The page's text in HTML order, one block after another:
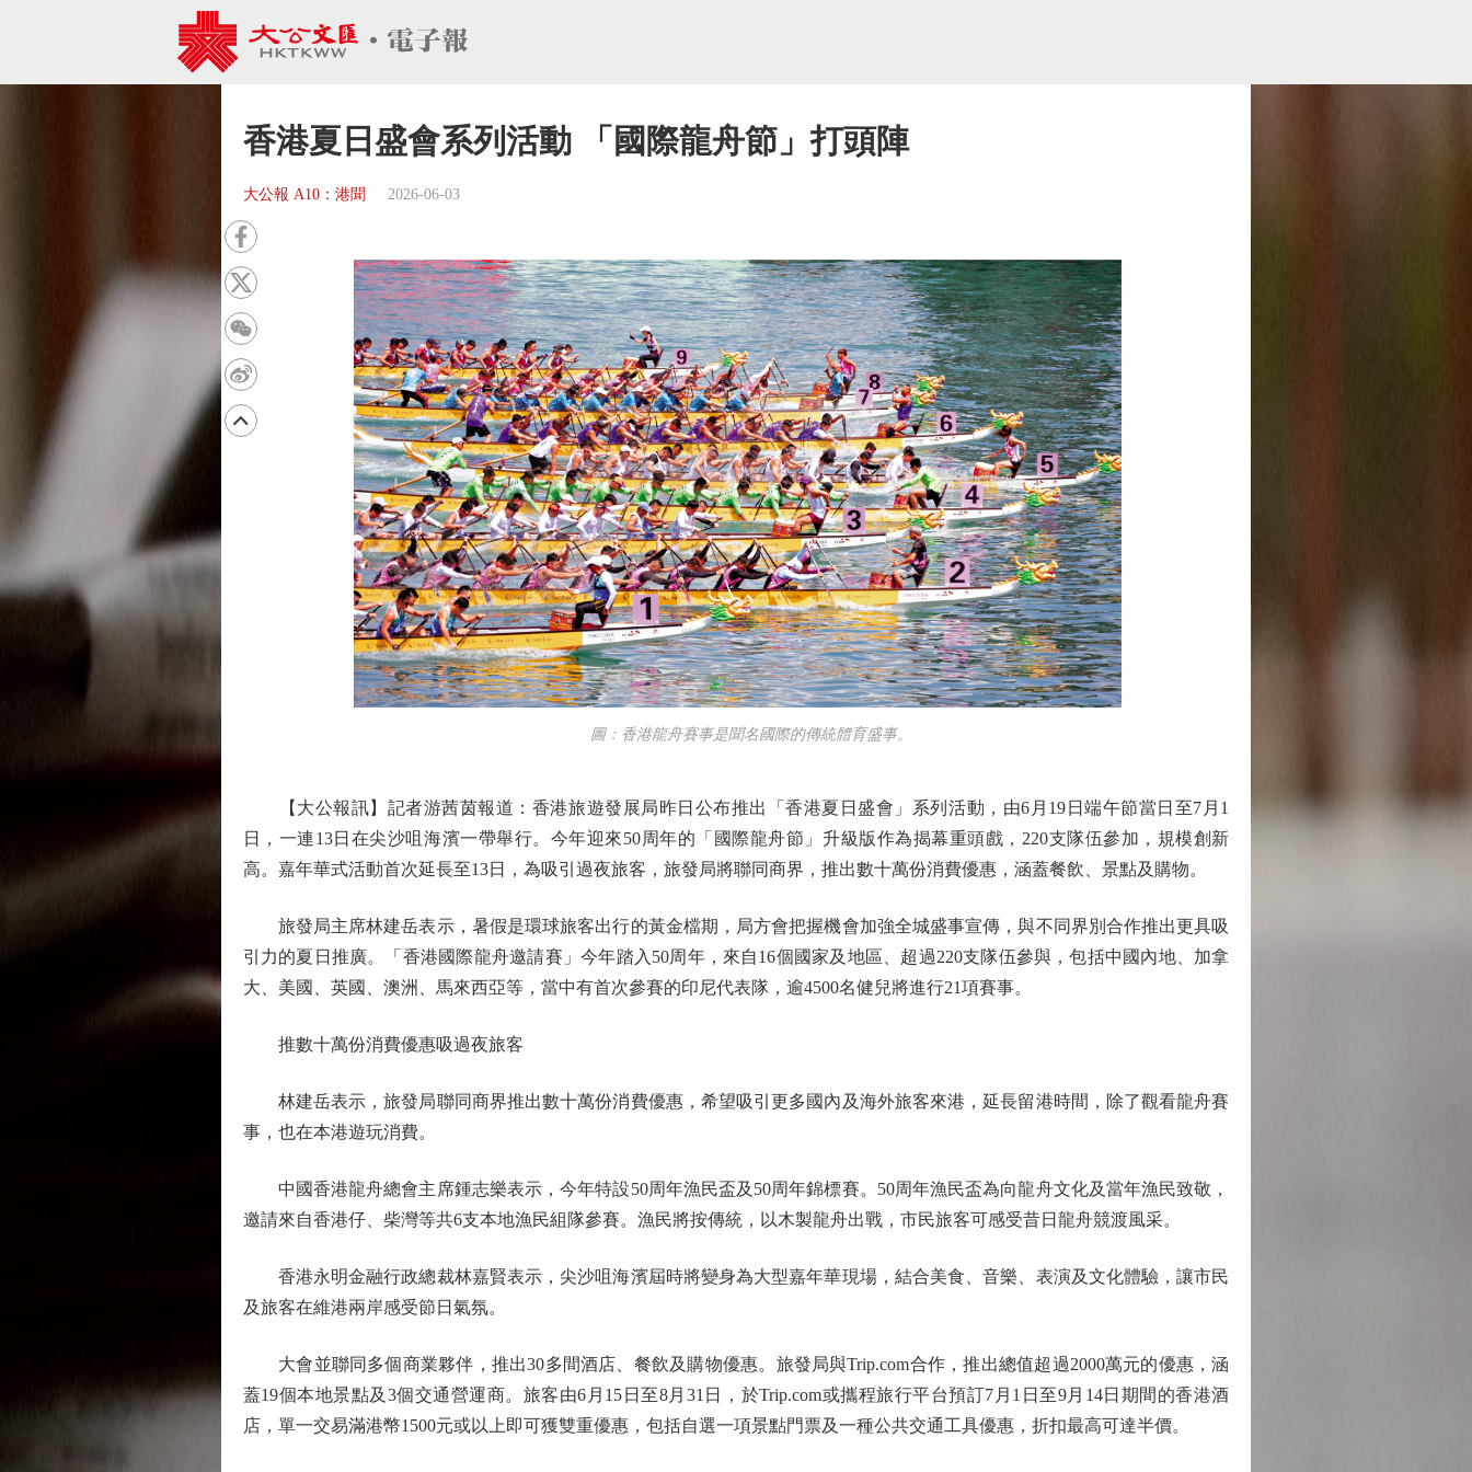
香港夏日盛會系列活動 「國際龍舟節」打頭陣
大公報 A10：港聞 2026-06-03
圖：香港龍舟賽事是聞名國際的傳統體育盛事。
【大公報訊】記者游茜茵報道：香港旅遊發展局昨日公布推出「香港夏日盛會」系列活動，由6月19日端午節當日至7月1
日，一連13日在尖沙咀海濱一帶舉行。今年迎來50周年的「國際龍舟節」升級版作為揭幕重頭戲，220支隊伍參加，規模創新
高。嘉年華式活動首次延長至13日，為吸引過夜旅客，旅發局將聯同商界，推出數十萬份消費優惠，涵蓋餐飲、景點及購物。
旅發局主席林建岳表示，暑假是環球旅客出行的黃金檔期，局方會把握機會加強全城盛事宣傳，與不同界別合作推出更具吸
引力的夏日推廣。「香港國際龍舟邀請賽」今年踏入50周年，來自16個國家及地區、超過220支隊伍參與，包括中國內地、加拿
大、美國、英國、澳洲、馬來西亞等，當中有首次參賽的印尼代表隊，逾4500名健兒將進行21項賽事。
推數十萬份消費優惠吸過夜旅客
林建岳表示，旅發局聯同商界推出數十萬份消費優惠，希望吸引更多國內及海外旅客來港，延長留港時間，除了觀看龍舟賽
事，也在本港遊玩消費。
中國香港龍舟總會主席鍾志樂表示，今年特設50周年漁民盃及50周年錦標賽。50周年漁民盃為向龍舟文化及當年漁民致敬，
邀請來自香港仔、柴灣等共6支本地漁民組隊參賽。漁民將按傳統，以木製龍舟出戰，市民旅客可感受昔日龍舟競渡風采。
香港永明金融行政總裁林嘉賢表示，尖沙咀海濱屆時將變身為大型嘉年華現場，結合美食、音樂、表演及文化體驗，讓市民
及旅客在維港兩岸感受節日氣氛。
大會並聯同多個商業夥伴，推出30多間酒店、餐飲及購物優惠。旅發局與Trip.com合作，推出總值超過2000萬元的優惠，涵
蓋19個本地景點及3個交通營運商。旅客由6月15日至8月31日，於Trip.com或攜程旅行平台預訂7月1日至9月14日期間的香港酒
店，單一交易滿港幣1500元或以上即可獲雙重優惠，包括自選一項景點門票及一種公共交通工具優惠，折扣最高可達半價。